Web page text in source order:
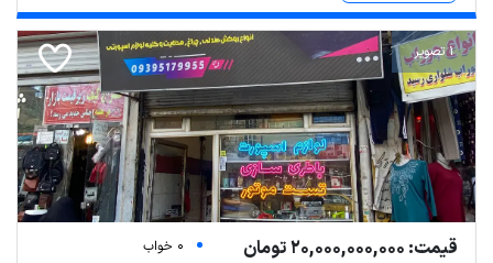
1 تصویر
قیمت: 20,000,000,000 تومان
0 خواب